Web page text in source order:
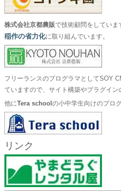
株式会社京都農販で技術顧問をしていま
稲作の省力化に取り組んでいます。
フリーランスのプログラマとしてSOY
ていますので、サイト構築やプラグイン
他にTera school の小中学生向けのプロ
リンク